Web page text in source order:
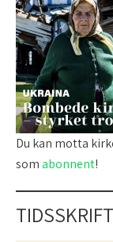
Du kan motta
somabonnent!